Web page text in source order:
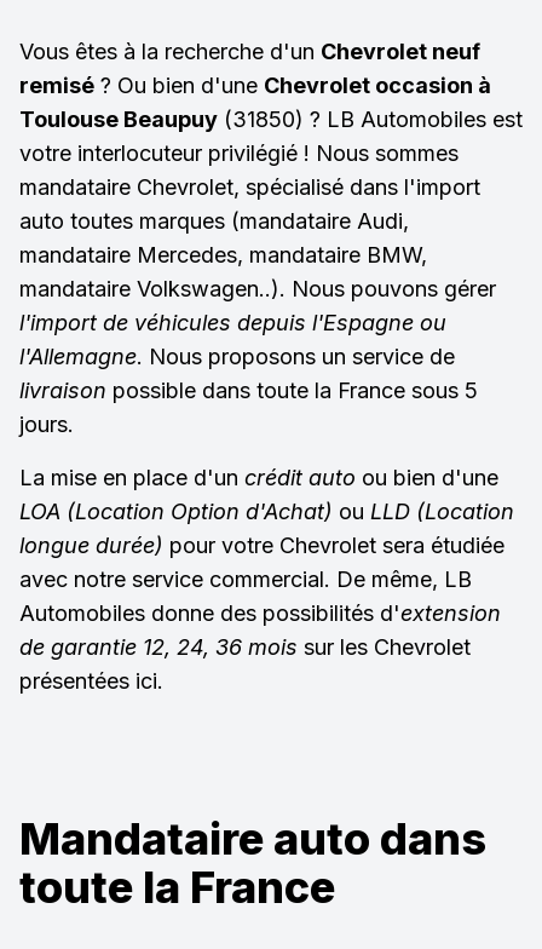
Vous êtes à la recherche d'un Chevrolet neuf
remisé ? Ou bien d'une Chevrolet occasion à
Toulouse Beaupuy (31850) ? LB Automobiles est
votre interlocuteur privilégié ! Nous sommes
mandataire Chevrolet, spécialisé dans l'import
auto toutes marques (mandataire Audi,
mandataire Mercedes, mandataire BMW,
mandataire Volkswagen..). Nous pouvons gérer
l'import de véhicules depuis l'Espagne ou
l'Allemagne. Nous proposons un service de
livraison possible dans toute la France sous 5
jours.
La mise en place d'un crédit auto ou bien d'une
LOA (Location Option d'Achat) ou LLD (Location
longue durée) pour votre Chevrolet sera étudiée
avec notre service commercial. De même, LB
Automobiles donne des possibilités d'extension
de garantie 12, 24, 36 mois sur les Chevrolet
présentées ici.
Mandataire auto dans
toute la France